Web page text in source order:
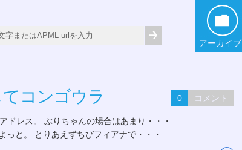
アーカイブ
コンゴウラ 0 コメント
ドレス。 ぶりちゃんの場合はあまり・・・
っと。 とりあえずちびフィアナで・・・